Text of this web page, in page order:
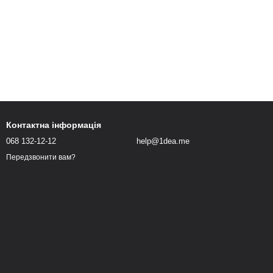
Контактна інформація
068 132-12-12
Передзвонити вам?
help@1dea.me